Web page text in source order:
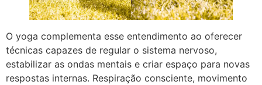
O yoga complementa esse entendimento ao oferecer
técnicas capazes de regular o sistema nervoso,
estabilizar as ondas mentais e criar espaço para novas
respostas internas. Respiração consciente, movimento